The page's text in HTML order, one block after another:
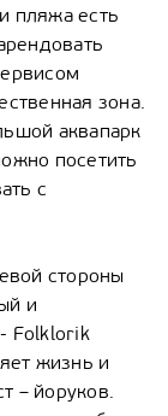
пляжа есть
зона.
аквапарк
посетить
с
стороны
и
Folklorik
жизнь и
– йоруков.